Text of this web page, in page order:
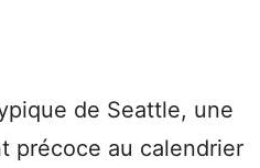
de Seattle, une
précoce au calendrier